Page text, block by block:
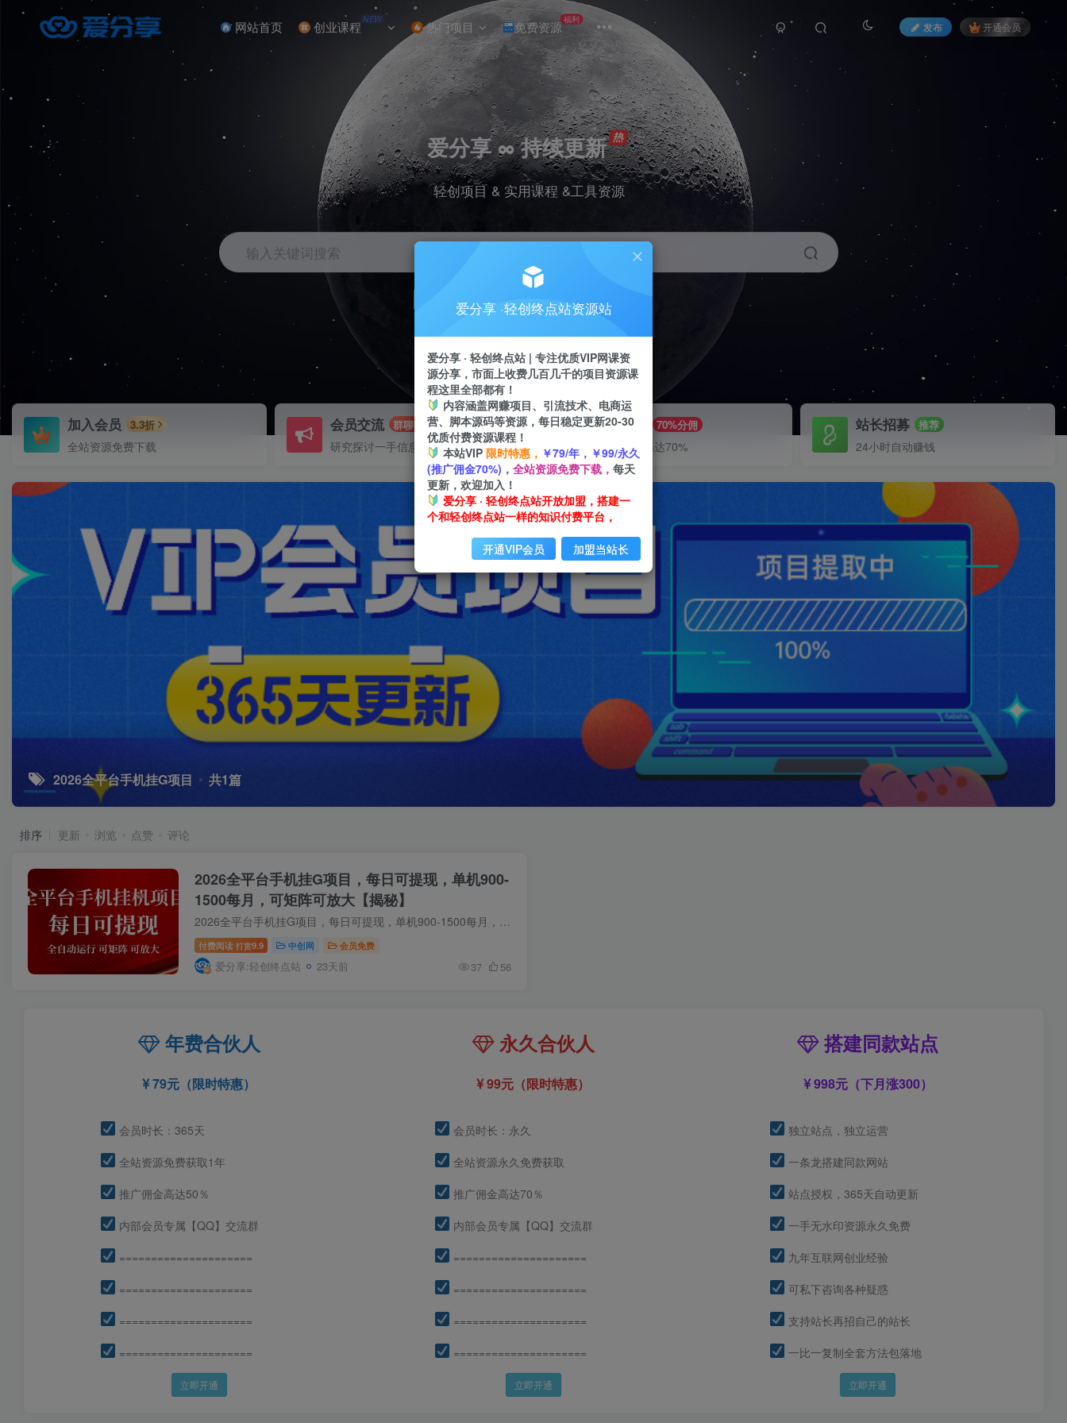
网站首页 创业课程 NEW 热门项目 免费资源福利
发布 开通会员
爱分享 ∞ 持续更新
轻创项目 & 实用课程 &工具资源
输入关键词搜索
挂机 抖音 小红书 快手
加入会员 3.3折
全站资源免费下载
会员交流 群聊
研究探讨一手信息差
推广赚钱 70%分佣
推广返佣高达70%
站长招募 推荐
24小时自动赚钱
2026全平台手机挂G项目 共1篇
排序 更新 浏览 点赞 评论
2026全平台手机挂G项目，每日可提现，单机900-
1500每月，可矩阵可放大【揭秘】
2026全平台手机挂G项目，每日可提现，单机900-1500每月，可矩阵可放大【揭秘】 项目介绍：手机打金币这个项目原理…
付费阅读 打赏9.9 中创网 会员免费
爱分享:轻创终点站 23天前 37 56
年费合伙人
79元（限时特惠）
会员时长：365天
全站资源免费获取1年
推广佣金高达50％
内部会员专属【QQ】交流群
=====================
=====================
=====================
=====================
立即开通
永久合伙人
99元（限时特惠）
会员时长：永久
全站资源永久免费获取
推广佣金高达70％
内部会员专属【QQ】交流群
=====================
=====================
=====================
=====================
立即开通
搭建同款站点
998元（下月涨300）
独立站点，独立运营
一条龙搭建同款网站
站点授权，365天自动更新
一手无水印资源永久免费
九年互联网创业经验
可私下咨询各种疑惑
支持站长再招自己的站长
一比一复制全套方法包落地
立即开通
爱分享 ·轻创终点站资源站
爱分享 · 轻创终点站 | 专注优质VIP网课资
源分享，市面上收费几百几千的项目资源课
程这里全部都有！
内容涵盖网赚项目、引流技术、电商运
营、脚本源码等资源，每日稳定更新20-30
优质付费资源课程！
本站VIP 限时特惠， ￥79/年，￥99/永久
(推广佣金70%)， 全站资源免费下载， 每天
更新，欢迎加入！
爱分享 · 轻创终点站开放加盟，搭建一
个和轻创终点站一样的知识付费平台，
开通VIP会员 加盟当站长